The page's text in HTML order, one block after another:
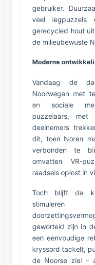
gebruiker.
veel legpuzzels
gerecycled hout
de milieubewuste
Moderne
Vandaag de
Noorwegen met
en sociale
puzzelaars, met
deelnemers
dit, toen Noren
verbonden te
omvatten VR-
raadsels oplost in
Toch blijft de
geworteld zijn in
een eenvoudige
kryssord tackelt,
de Noorse ziel –